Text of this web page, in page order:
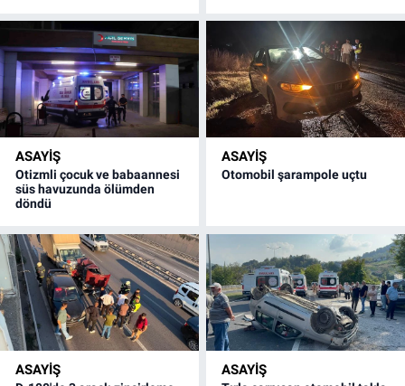
ASAYİŞ
Otizmli çocuk ve babaannesi
süs havuzunda ölümden
döndü
ASAYİŞ
Otomobil şarampole uçtu
ASAYİŞ ASAYİŞ